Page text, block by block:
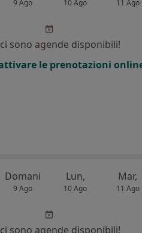
9 Ago 10 Ago 11 Ago
sono agende disponibili!
le prenotazioni
Domani
9 Ago
Lun,
10 Ago
Mar,
11 Ago
sono agende disponibili!